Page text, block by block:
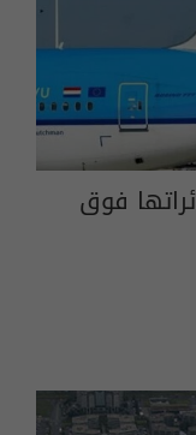
فوق